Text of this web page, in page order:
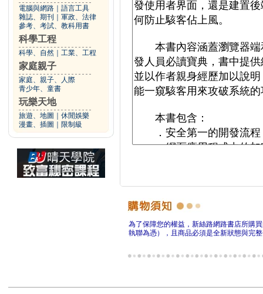
電腦與網路
語言工具
雜誌、期刊
軍政、法律
參考、考試、教科用書
科學工程
科學、自然 工業、工程
家庭親子
家庭、親子、人際
青少年、童書
玩樂天地
旅遊、地圖
休閒娛樂
漫畫、插圖
限制級
為了保障您的權益，新絲路網路書店所購
執聯為憑），且商品必須是全新狀態與完